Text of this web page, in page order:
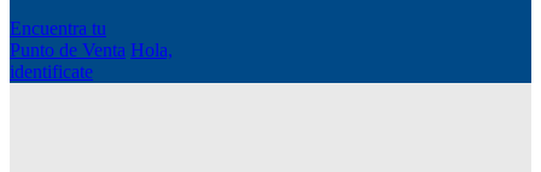
Encuentra tu
Punto de Venta Hola,
identificate